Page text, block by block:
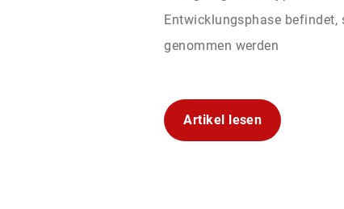
Entwicklungsphase befindet,
genommen werden
Artikel lesen